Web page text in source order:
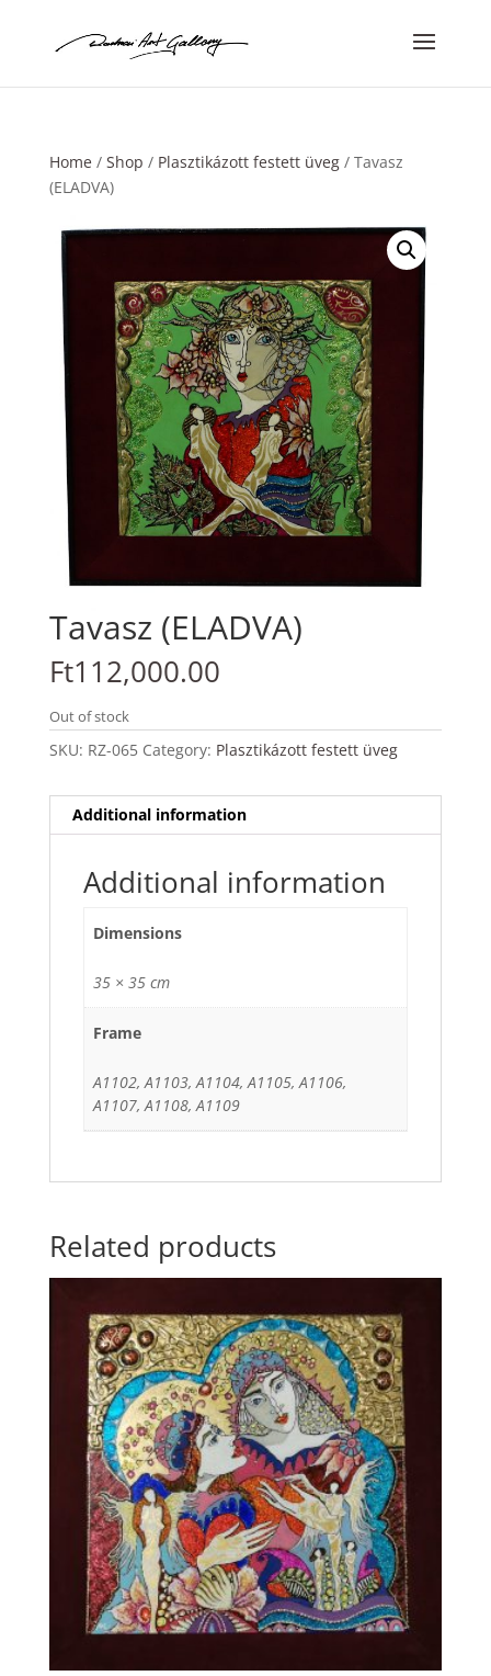
Home / Shop / Plasztikázott festett üveg/ Tavasz
(ELADVA)
Tavasz (ELADVA)
Ft112,000.00
Out of stock
SKU: RZ-065 Category: Plasztikázott festett üveg
Additional information
Additional information
Dimensions
35 × 35 cm
Frame
A1102, A1103, A1104, A1105, A1106,
A1107, A1108, A1109
Related products